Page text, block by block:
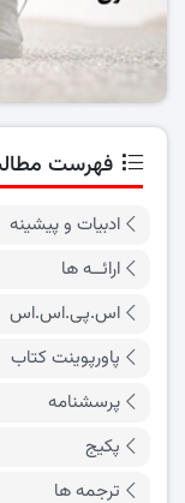
فهرست
ادبیات و پیشینه
ارائــه ها
اس.پی.اس.اس
پاورپوینت کتاب
پرسشنامه
پکیج
ترجمه ها